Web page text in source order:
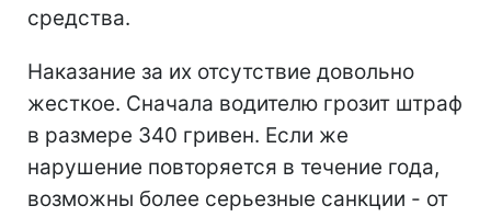
средства.
Наказание за их отсутствие довольно
жесткое. Сначала водителю грозит штраф
в размере 340 гривен. Если же
нарушение повторяется в течение года,
возможны более серьезные санкции - от